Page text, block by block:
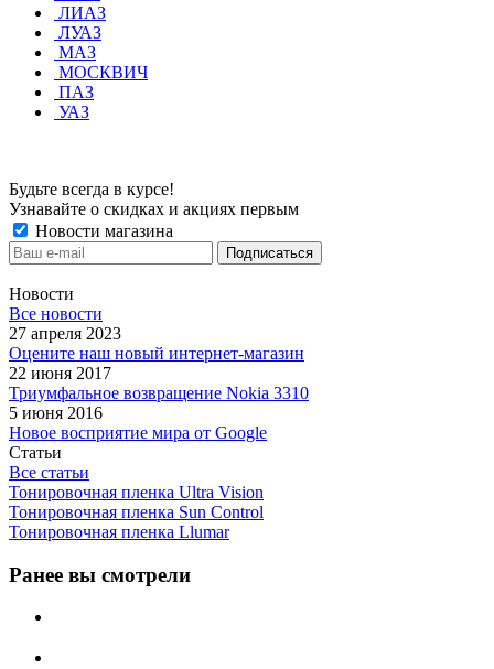
ЛИАЗ
ЛУАЗ
МАЗ
МОСКВИЧ
ПАЗ
УАЗ
Будьте всегда в курсе!
Узнавайте о скидках и акциях первым
Новости магазина
Новости
Все новости
27 апреля 2023
Оцените наш новый интернет-магазин
22 июня 2017
Триумфальное возвращение Nokia 3310
5 июня 2016
Новое восприятие мира от Google
Статьи
Все статьи
Тонировочная пленка Ultra Vision
Тонировочная пленка Sun Control
Тонировочная пленка Llumar
Ранее вы смотрели